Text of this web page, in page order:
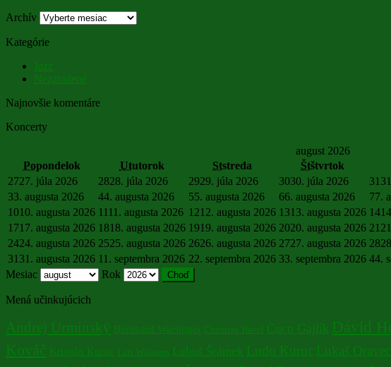
Archív
Kategórie
Jazz
Nezaradené
Najnovšie komentáre
Koncerty
august 2026
Popondelok Ututorok Ststreda Štštvrtok
2727. júla 2026 2828. júla 2026 2929. júla 2026 3030. júla 2026 31
33. augusta 2026 44. augusta 2026 55. augusta 2026 66. augusta 2026 77.
1010. augusta 2026 11 11. augusta 2026 1212. augusta 2026 1313. augusta 2026 14
1717. augusta 2026 1818. augusta 2026 1919. augusta 2026 2020. augusta 2026 21
2424. augusta 2026 2525. augusta 2026 2626. augusta 2026 2727. augusta 2026 28
31 31. augusta 2026 1 1. septembra 2026 22. septembra 2026 33. septembra 2026 44.
Mesiac
Rok
Mená učinkujúcich
Andrej Urminský Bernhard Wiesinger Christian Havel Cuco Gajlík Dávid
Kováč Kristián Kuruc Lori Williams Luboš Šrámek Ludo Kuruc Lukaš Oravec